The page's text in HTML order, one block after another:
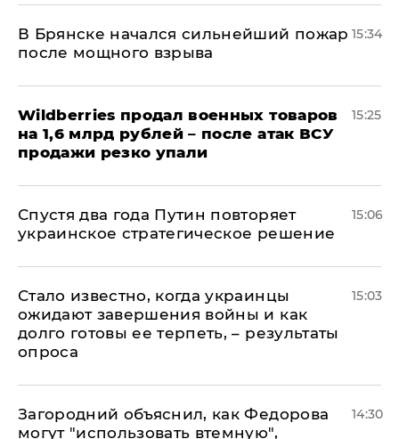
В Брянске начался сильнейший пожар
после мощного взрыва
15:34
​Wildberries продал военных товаров
на 1,6 млрд рублей – после атак ВСУ
продажи резко упали
15:25
Спустя два года Путин повторяет
украинское стратегическое решение
15:06
Стало известно, когда украинцы
ожидают завершения войны и как
долго готовы ее терпеть, – результаты
опроса
15:03
Загородний объяснил, как Федорова
могут "использовать втемную",
14:30